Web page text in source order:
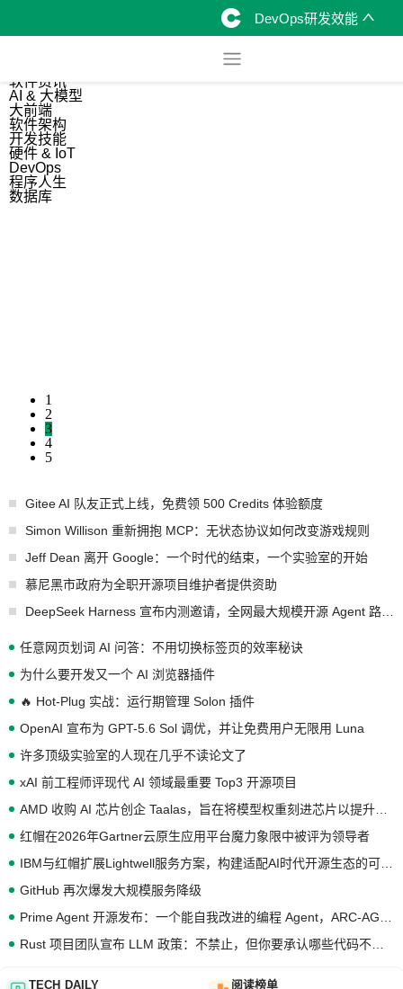
DevOps研发效能
软件资讯
AI & 大模型
大前端
软件架构
开发技能
硬件 & IoT
DevOps
程序人生
数据库
1
2
3
4
5
Gitee AI 队友正式上线，免费领 500 Credits 体验额度
Simon Willison 重新拥抱 MCP：无状态协议如何改变游戏规则
Jeff Dean 离开 Google：一个时代的结束，一个实验室的开始
慕尼黑市政府为全职开源项目维护者提供资助
任意网页划词 AI 问答：不用切换标签页的效率秘诀
为什么要开发又一个 AI 浏览器插件
🔥 Hot-Plug 实战：运行期管理 Solon 插件
OpenAI 宣布为 GPT-5.6 Sol 调优，并让免费用户无限用 Luna
许多顶级实验室的人现在几乎不读论文了
xAI 前工程师评现代 AI 领域最重要 Top3 开源项目
红帽在2026年Gartner云原生应用平台魔力象限中被评为领导者
GitHub 再次爆发大规模服务降级
TECH DAILY 阅读榜单